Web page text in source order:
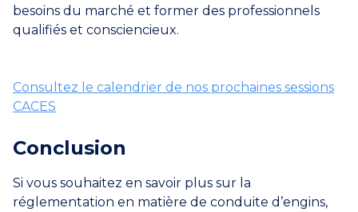
besoins du marché et former des professionnels
qualifiés et consciencieux.
Consultez le calendrier de nos prochaines sessions
CACES
Conclusion
Si vous souhaitez en savoir plus sur la
réglementation en matière de conduite d’engins,